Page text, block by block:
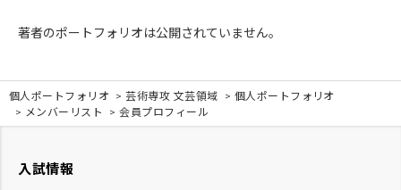
著者のポートフォリオは公開されていません。
個人ポートフォリオ 芸術専攻 文芸領域
個人ポートフォリオ
メンバーリスト
会員プロフィール
入試情報